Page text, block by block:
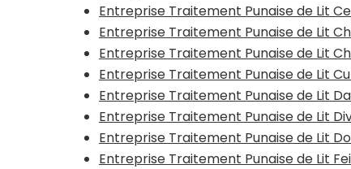
Entreprise Traitement Punaise de Lit
Entreprise Traitement Punaise de Lit
Entreprise Traitement Punaise de Lit
Entreprise Traitement Punaise de Lit
Entreprise Traitement Punaise de Lit
Entreprise Traitement Punaise de Lit
Entreprise Traitement Punaise de Lit
Entreprise Traitement Punaise de Lit